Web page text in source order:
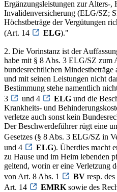
Ergänzungsleistungen zur Alters-,
Invalidenversicherung (ELG/SZ;
Höchstbeträge der Vergütungen
(Art. 14
ELG)."
2. Die Vorinstanz ist der
habe mit § 8 Abs. 3 ELG/SZ zum
bundesrechtlichen Mindestbeträge
und mit seinen Leistungen nicht
Bestimmung stehe namentlich
3
und 4 ELG und die
Krankheits- und
verletze auch sonst kein
Der Beschwerdeführer rügt eine
Gesetzes (§ 8 Abs. 3 ELG/SZ in
und 4
ELG). Überdies macht
zu Hause und im Heim lebenden
geltend, worin er eine Verletzung
von Art. 8 Abs. 1
BV resp.
Art. 14
EMRK sowie des